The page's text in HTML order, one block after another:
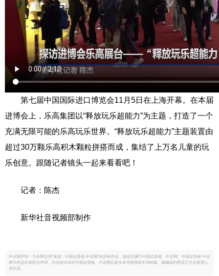
第七届中国国际进口博览会11月5日在上海开幕。在本届
进博会上，乐高集团以“释放玩乐超能力”为主题，打造了一个
充满无限可能的乐高玩乐世界。“释放玩乐超能力”主题装置由
超过30万颗乐高积木颗粒拼搭而成，集结了上万名儿童的玩
乐创意。跟随记者镜头一起来看看吧！
记者：陈杰
新华社音视频部制作
中证网声明：凡本网注明“来源：中国证券报·中证网”的所有作品，版权均属于中国证券报、中证网。中国证券报·中证
网与作品作者联合声明，任何组织未经中国证券报、中证网以及作者书面授权不得转载、摘编或利用其它方式使用上
述作品。